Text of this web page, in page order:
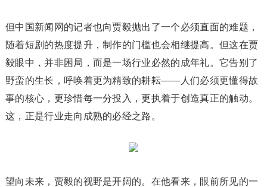
但中国新闻网的记者也向贾毅抛出了一个必须直面的难题，
随着短剧的热度提升，制作的门槛也会相继提高。但这在贾
毅眼中，并非困局，而是一场行业必然的成年礼。它告别了
野蛮的生长，呼唤着更为精致的耕耘——人们必须更懂得故
事的核心，更珍惜每一分投入，更执着于创造真正的触动。
这，正是行业走向成熟的必经之路。
望向未来，贾毅的视野是开阔的。在他看来，眼前所见的一